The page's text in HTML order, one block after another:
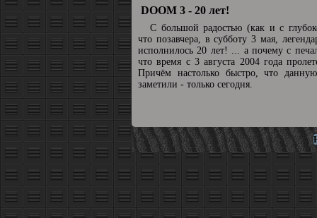
DOOM 3 - 20 лет!
С большой радостью (как и с
что позавчера, в субботу 3 мая,
исполнилось 20 лет! ... а почему с
что время с 3 августа 2004 года
Причём настолько быстро, что
заметили - только сегодня.